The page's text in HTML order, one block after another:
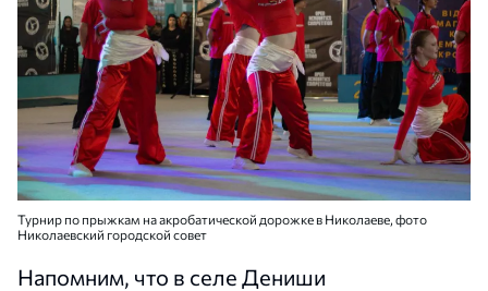
Турнир по прыжкам на акробатической дорожке в Николаеве, фото
Николаевский городской совет
Напомним, что в селе Дениши